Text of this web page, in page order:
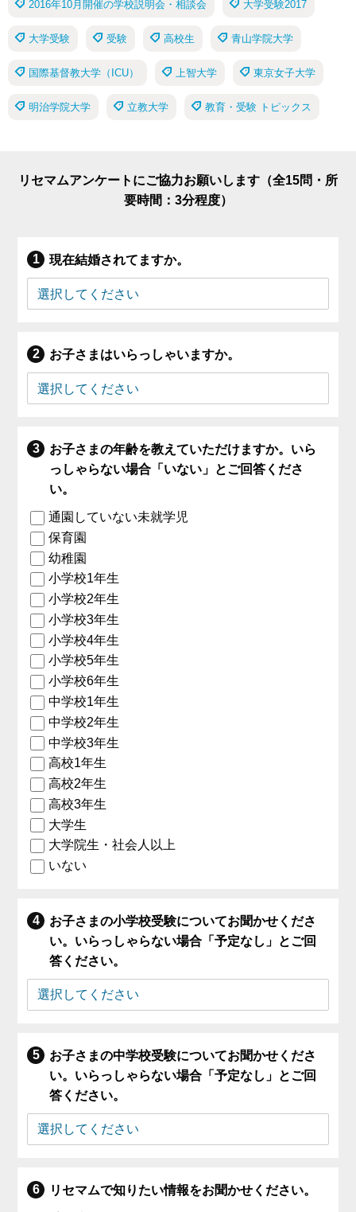
2016年10月開催の学校説明会・相談会 大学受験2017
大学受験 受験 高校生 青山学院大学
国際基督教大学（ICU） 上智大学 東京女子大学
明治学院大学 立教大学 教育・受験 トピックス
リセマムアンケートにご協力お願いします（全15問・所
要時間：3分程度）
現在結婚されてますか。
お子さまはいらっしゃいますか。
お子さまの年齢を教えていただけますか。いら
っしゃらない場合「いない」とご回答くださ
い。
通園していない未就学児
保育園
幼稚園
小学校1年生
小学校2年生
小学校3年生
小学校4年生
小学校5年生
小学校6年生
中学校1年生
中学校2年生
中学校3年生
高校1年生
高校2年生
高校3年生
大学生
大学院生・社会人以上
いない
お子さまの小学校受験についてお聞かせくださ
い。いらっしゃらない場合「予定なし」とご回
答ください。
お子さまの中学校受験についてお聞かせくださ
い。いらっしゃらない場合「予定なし」とご回
答ください。
リセマムで知りたい情報をお聞かせください。